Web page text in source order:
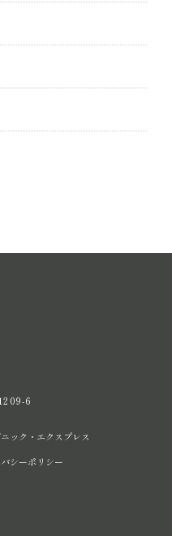
6
ック・エクスプレス
シーポリシー